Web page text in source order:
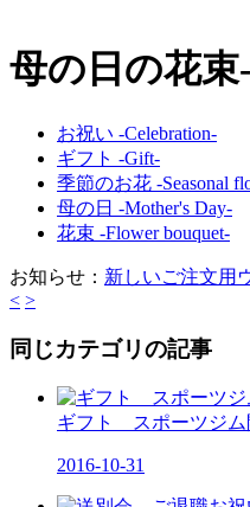
母の日の花束
お祝い -Celebration-
ギフト -Gift-
季節のお花 -Seasonal
母の日 -Mother's Day-
花束 -Flower bouquet-
お知らせ： 新しいご注文用
< >
同じカテゴリの記事
ギフト スポーツジム
2016-10-31